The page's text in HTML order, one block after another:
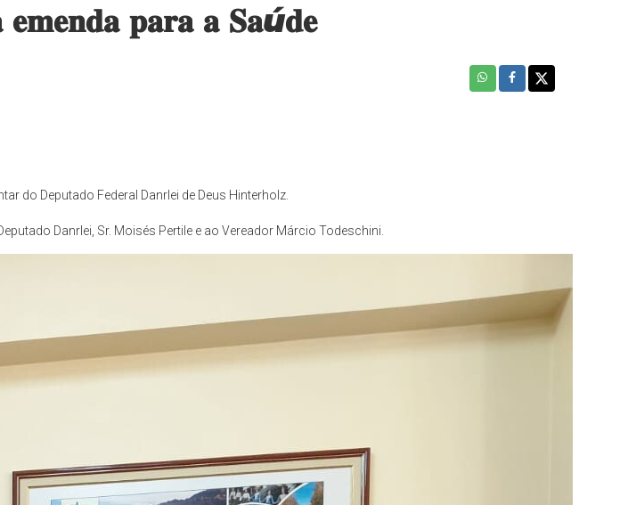
𝐞𝐦𝐞𝐧𝐝𝐚 𝐩𝐚𝐫𝐚 𝐚 𝐒𝐚ú𝐝𝐞
do Deputado Federal Danrlei de Deus Hinterholz.
Danrlei, Sr. Moisés Pertile e ao Vereador Márcio Todeschini.